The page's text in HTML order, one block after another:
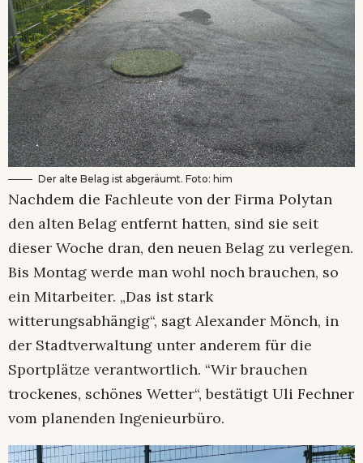
Der alte Belag ist abgeräumt. Foto: him
Nachdem die Fachleute von der Firma Polytan
den alten Belag entfernt hatten, sind sie seit
dieser Woche dran, den neuen Belag zu verlegen.
Bis Montag werde man wohl noch brauchen, so
ein Mitarbeiter. „Das ist stark
witterungsabhängig“, sagt Alexander Mönch, in
der Stadtverwaltung unter anderem für die
Sportplätze verantwortlich. “Wir brauchen
trockenes, schönes Wetter“, bestätigt Uli Fechner
vom planenden Ingenieurbüro.